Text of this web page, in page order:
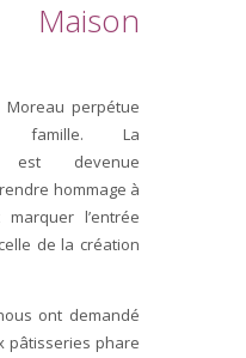
Moreau perpétue
famille. La
est devenue
hommage à
l’entrée
de la création
ont demandé
pâtisseries phare